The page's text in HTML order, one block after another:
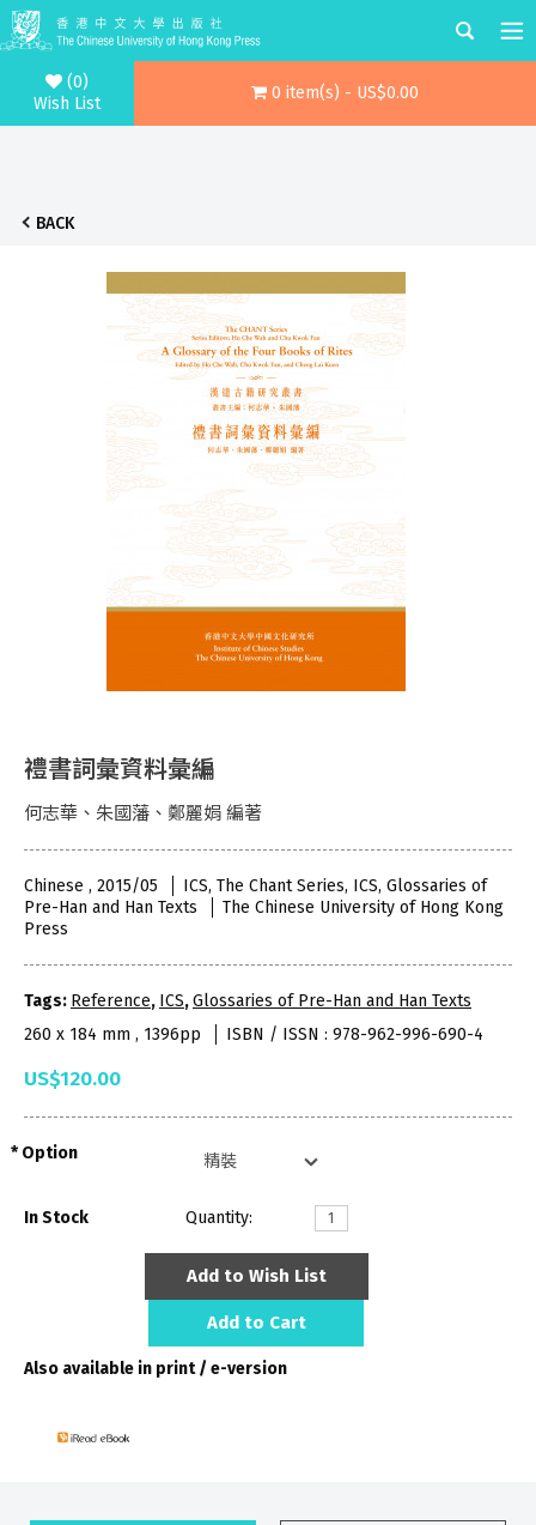
(0)
Wish List
0 item(s) - US$0.00
BACK
禮書詞彙資料彙編
何志華、朱國藩、鄭麗娟 編著
Chinese , 2015/05
ICS, The Chant Series, ICS, Glossaries of
Pre-Han and Han Texts
The Chinese University of Hong Kong
Press
Tags: Reference, ICS,Glossaries of Pre-Han and Han Texts
260 x 184 mm , 1396pp
ISBN / ISSN : 978-962-996-690-4
US$120.00
Option
In Stock Quantity:
Add to Wish List
Add to Cart
Also available in print / e-version